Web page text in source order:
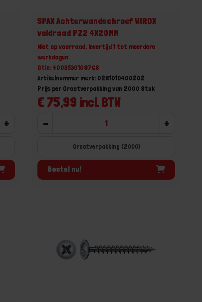
+
SPAX Achterwandschroef WIROX
voldraad PZ2 4X20MM
Niet op voorraad, levertijd 1 tot meerdere
werkdagen
Gtin: 4003530109768
Artikelnummer merk: 0281010400202
€ 75,99 incl. BTW
Prijs per Grootverpakking van 2000 Stuk
- +
Grootverpakking (2000)
Bestel nu!